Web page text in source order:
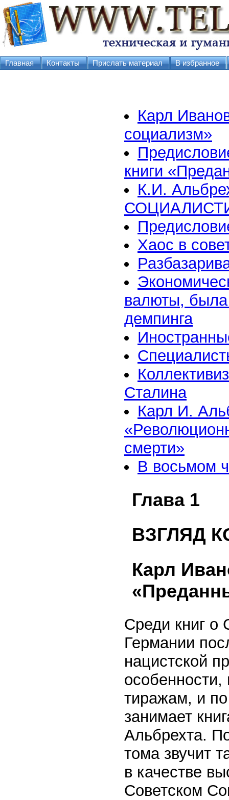
Главная Контакты Прислать материал В избранное
Карл
социализм»
книги
К.И.
Хаос в
валюты, была
демпинга
Сталина
Карл И.
смерти»
В восьмом
Глава 1
ВЗГЛЯД
Карл
Среди книг о
Германии
нацистской
тиражам, и
занимает
Альбрехта.
тома звучит
в качестве
Советском